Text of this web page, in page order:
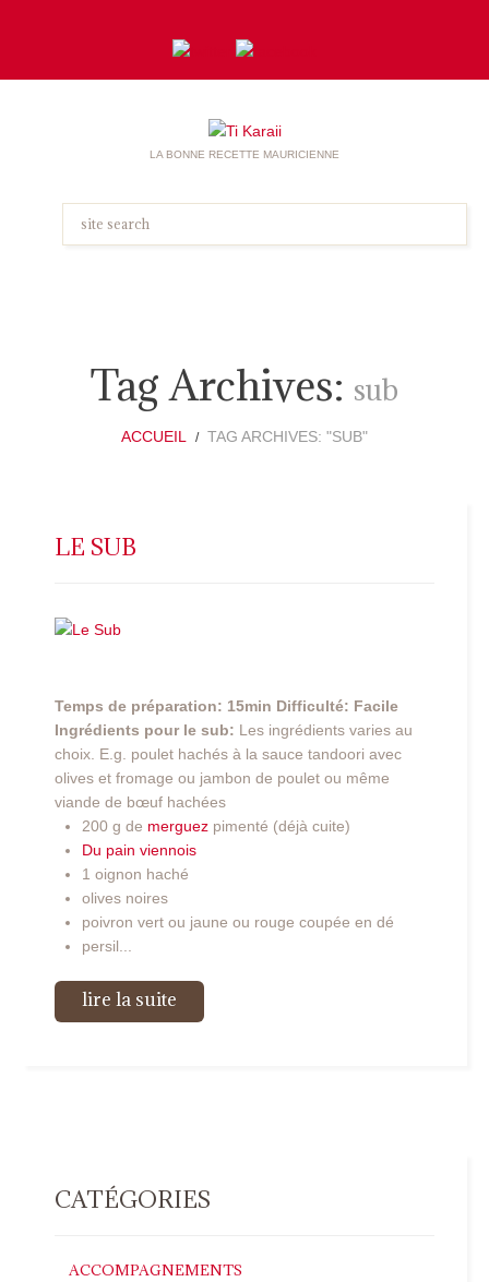
LA BONNE RECETTE MAURICIENNE
Tag Archives: sub
ACCUEIL TAG ARCHIVES: "SUB"
LE SUB
Temps de préparation: 15min Difficulté: Facile
Ingrédients pour le sub: Les ingrédients varies au
choix. E.g. poulet hachés à la sauce tandoori avec
olives et fromage ou jambon de poulet ou même
viande de bœuf hachées
200 g de merguez pimenté (déjà cuite)
Du pain viennois
1 oignon haché
olives noires
poivron vert ou jaune ou rouge coupée en dé
persil...
lire la suite
CATÉGORIES
ACCOMPAGNEMENTS